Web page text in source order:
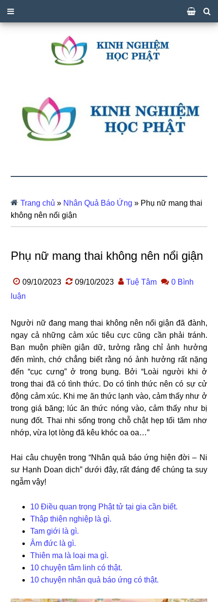
Trang chủ » Nhân Quả Báo Ứng » Phụ nữ mang thai
không nên nổi giận
Phụ nữ mang thai không nên nổi giận
09/10/2023 09/10/2023 Tuệ Tâm
0 Bình
luận
Người nữ đang mang thai không nên nổi giận đã đành,
ngay cả những cảm xúc tiêu cực cũng cần phải tránh.
Bạn muộn phiền giận dữ, tưởng rằng chỉ ảnh hưởng
đến mình, chớ chẳng biết rằng nó ảnh hưởng rất nặng
đến “cục cưng” ở trong bụng.
Bởi “Loài người khi ở
trong thai đã có tình thức. Do có tình thức nên có sự cử
động cảm xúc. Khi mẹ ăn thức lạnh vào, cảm thấy như ở
trong giá băng; lúc ăn thức nóng vào, cảm thấy như bị
nung đốt. Thai nhi sống trong chỗ chật hẹp tối tăm nhơ
nhớp, vừa lọt lòng đã kêu khóc oa oa…”
Hai câu chuyện trong “Nhân quả báo ứng hiện đời – Ni
sư Hạnh Doan dịch” dưới đây, rất đáng để chúng ta suy
ngẫm vậy!
10 Điều quan trọng Phật tử tại gia cần biết.
Thập thiện nghiệp là gì.
Tam giới là gì.
Âm đức là gì.
Thiên ma là loại ma gì.
10 chuyện tâm linh có thật.
10 chuyện nhân quả báo ứng có thật.